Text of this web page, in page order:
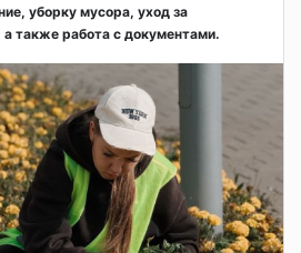
уборку мусора, уход за
также работа с документами.